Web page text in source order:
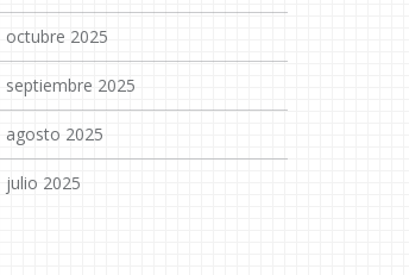
octubre 2025
septiembre 2025
agosto 2025
julio 2025